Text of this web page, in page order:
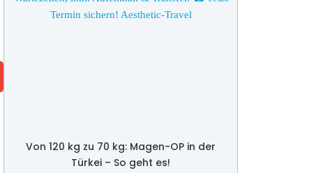
Von 120 kg zu 70 kg: Magen-OP in der
Türkei – So geht es!